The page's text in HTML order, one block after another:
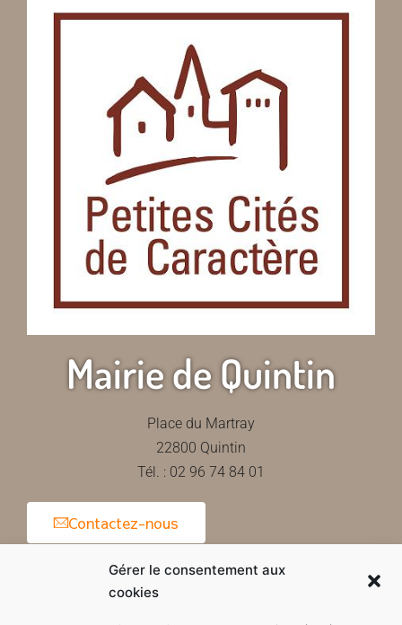
Gérer le consentement aux
cookies
Mairie de Quintin
Place du Martray
22800 Quintin
Tél. : 02 96 74 84 01
Contactez-nous